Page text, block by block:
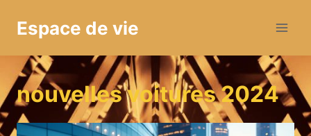
Espace de vie
nouvelles voitures 2024